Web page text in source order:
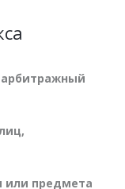
или предмета